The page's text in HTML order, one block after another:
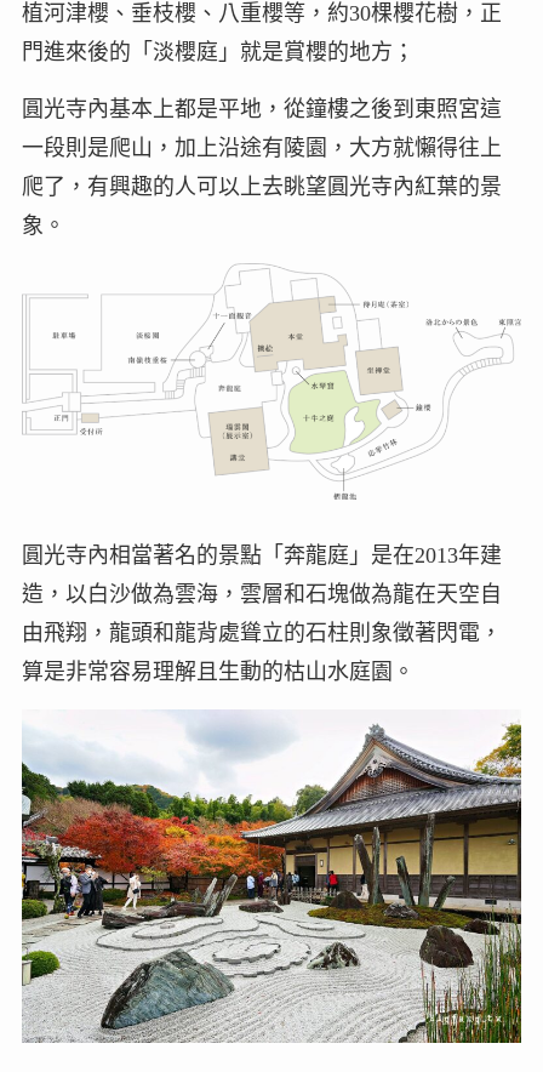
植河津櫻、垂枝櫻、八重櫻等，約30棵櫻花樹，正
門進來後的「淡櫻庭」就是賞櫻的地方；
圓光寺內基本上都是平地，從鐘樓之後到東照宮這
一段則是爬山，加上沿途有陵園，大方就懶得往上
爬了，有興趣的人可以上去眺望圓光寺內紅葉的景
象。
圓光寺內相當著名的景點「奔龍庭」是在2013年建
造，以白沙做為雲海，雲層和石塊做為龍在天空自
由飛翔，龍頭和龍背處聳立的石柱則象徵著閃電，
算是非常容易理解且生動的枯山水庭園。